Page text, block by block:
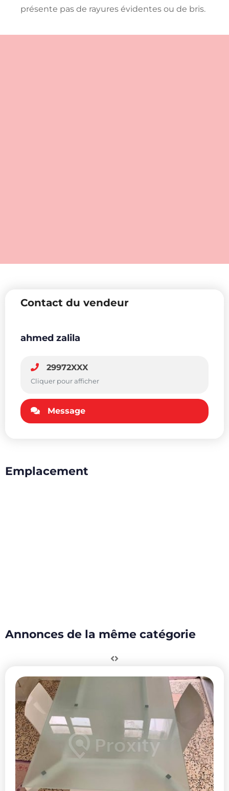
présente pas de rayures évidentes ou de bris.
Contact du vendeur
ahmed zalila
29972XXX
Cliquer pour afficher
Message
Emplacement
Annonces de la même catégorie